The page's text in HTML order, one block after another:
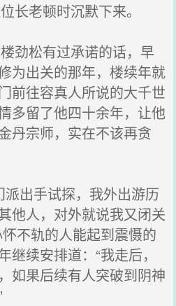
长老顿时沉默下来。
劲松有过承诺的话，早
为出关的那年，楼续年就
前往容真人所说的大千世
多留了他四十余年，让他
丹宗师，实在不该再贪
出手试探，我外出游历
他人，对外就说我又闭关
不轨的人能起到震慑的
续安排道：“我走后，
如果后续有人突破到阴神